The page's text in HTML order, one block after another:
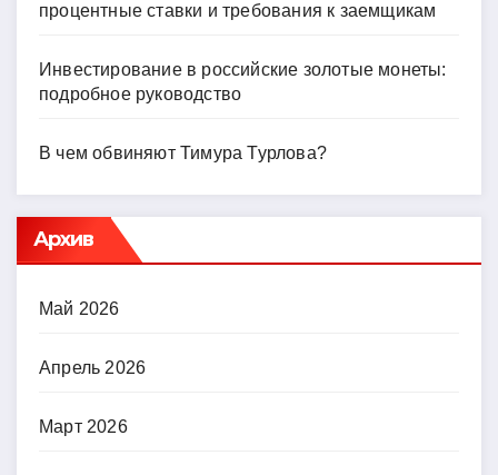
процентные ставки и требования к заемщикам
Инвестирование в российские золотые монеты:
подробное руководство
В чем обвиняют Тимура Турлова?
Архив
Май 2026
Апрель 2026
Март 2026